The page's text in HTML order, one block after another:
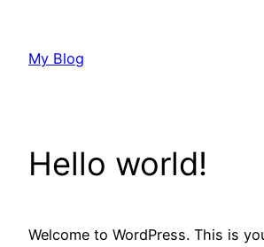
contenido
My Blog
Hello world!
Welcome to WordPress. This is